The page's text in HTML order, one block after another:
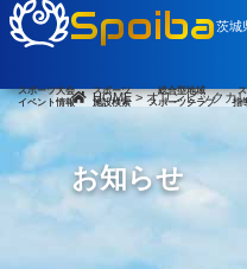
Spoiba茨城
スポーツ大会
イベント情報
スポーツ
施設検索
総合型地域
スポーツクラブ
指
HOME>オリンピックカ
お知らせ